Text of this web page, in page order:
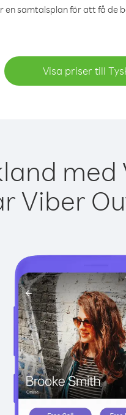
en samtalsplan för att få de
Visa priser till
med
Viber